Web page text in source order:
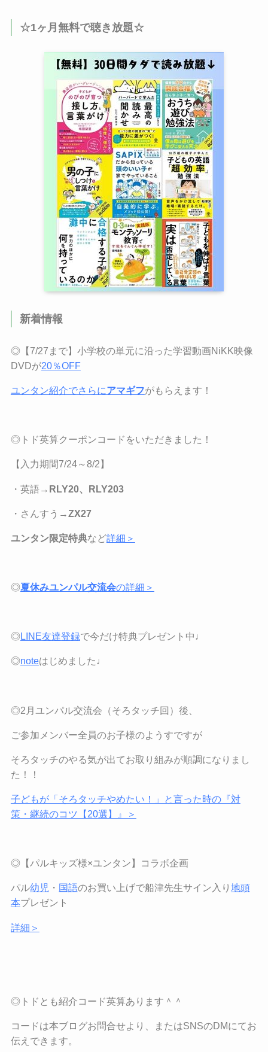
☆1ヶ月無料で聴き放題☆
新着情報
◎【7/27まで】小学校の単元に沿った学習動画NiKK映像
DVDが20％OFF
ユンタン紹介でさらにアマギフがもらえます！
◎トド英算クーポンコードをいただきました！
【 入力期間7/24～8/2 】
・英語→ RLY20、RLY203
・さんすう→ZX27
ユンタン限定特典など詳細＞
◎夏休みユンパル交流会の詳細＞
◎LINE友達登録で今だけ特典プレゼント中♩
◎noteはじめました♩
◎2月ユンパル交流会（そろタッチ回）後、
ご参加メンバー全員のお子様のようすですが
そろタッチのやる気が出てお取り組みが順調になりまし
た！！
子どもが「そろタッチやめたい！」と言った時の『対
策・継続のコツ【20選】』＞
◎【パルキッズ様×ユンタン】コラボ企画
パル幼児 ・ 国語のお買い上げで船津先生サイン入り 地頭
本プレゼント
詳細＞
◎トドとも紹介コード英算あります＾＾
コードは本ブログお問合せより、またはSNSのDMにてお
伝えできます。